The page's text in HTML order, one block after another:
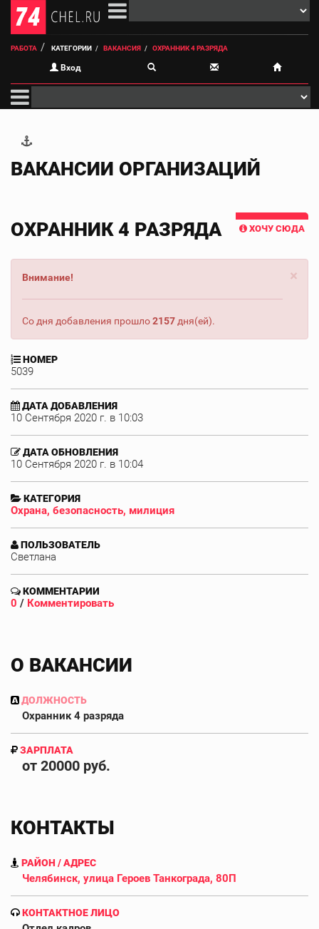
РАБОТА КАТЕГОРИИ ВАКАНСИЯ ОХРАННИК 4 РАЗРЯДА
Вход
ВАКАНСИИ ОРГАНИЗАЦИЙ
ХОЧУ СЮДА
ОХРАННИК 4 РАЗРЯДА
×
Внимание!
Со дня добавления прошло2157 дня(ей).
НОМЕР
5039
ДАТА ДОБАВЛЕНИЯ
10 Сентября 2020 г. в 10:03
ДАТА ОБНОВЛЕНИЯ
10 Сентября 2020 г. в 10:04
КАТЕГОРИЯ
Охрана, безопасность, милиция
ПОЛЬЗОВАТЕЛЬ
Светлана
КОММЕНТАРИИ
0 / Комментировать
О ВАКАНСИИ
ДОЛЖНОСТЬ
Охранник 4 разряда
ЗАРПЛАТА
от 20000 руб.
КОНТАКТЫ
РАЙОН / АДРЕС
Челябинск, улица Героев Танкограда, 80П
КОНТАКТНОЕ ЛИЦО